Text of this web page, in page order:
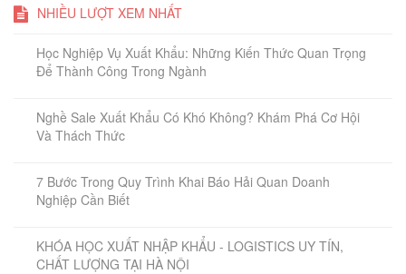
NHIỀU LƯỢT XEM NHẤT
Học Nghiệp Vụ Xuất Khẩu: Những Kiến Thức Quan Trọng
Để Thành Công Trong Ngành
Nghề Sale Xuất Khẩu Có Khó Không? Khám Phá Cơ Hội
Và Thách Thức
7 Bước Trong Quy Trình Khai Báo Hải Quan Doanh
Nghiệp Cần Biết
KHÓA HỌC XUẤT NHẬP KHẨU - LOGISTICS UY TÍN,
CHẤT LƯỢNG TẠI HÀ NỘI